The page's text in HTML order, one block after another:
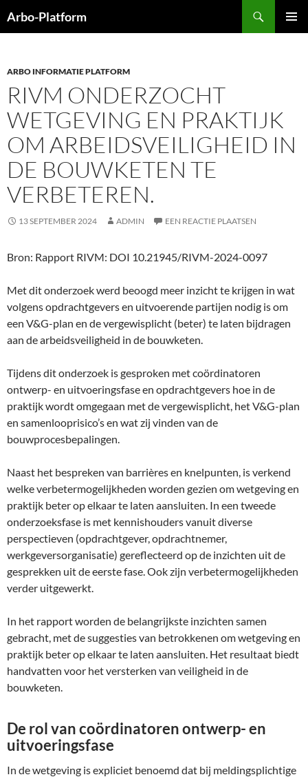
naar
Arbo-Platform
ARBO INFORMATIE PLATFORM
RIVM ONDERZOCHT
WETGEVING EN PRAKTIJK
OM ARBEIDSVEILIGHEID IN
DE BOUWKETEN TE
VERBETEREN.
13 SEPTEMBER 2024 ADMIN EEN REACTIE PLAATSEN
Bron: Rapport RIVM: DOI 10.21945/RIVM-2024-0097
Met dit onderzoek werd beoogd meer inzicht te krijgen in wat
volgens opdrachtgevers en uitvoerende partijen nodig is om
een V&G-plan en de vergewisplicht (beter) te laten bijdragen
aan de arbeidsveiligheid in de bouwketen.
Tijdens dit onderzoek is gesproken met coördinatoren
ontwerp- en uitvoeringsfase en opdrachtgevers hoe in de
praktijk wordt omgegaan met de vergewisplicht, het V&G-plan
en samenlooprisico’s en wat zij vinden van de
bouwprocesbepalingen.
Naast het bespreken van barrières en knelpunten, is verkend
welke verbetermogelijkheden worden gezien om wetgeving en
praktijk beter op elkaar te laten aansluiten. In een tweede
onderzoeksfase is met kennishouders vanuit diverse
perspectieven (opdrachtgever, opdrachtnemer,
werkgeversorganisatie) gereflecteerd op de inzichten uit de
gesprekken uit de eerste fase. Ook zijn verbetermogelijkheden
verder uitgewerkt.
In het rapport worden de belangrijkste inzichten samen
gebracht, met de suggesties van betrokkenen om wetgeving en
praktijk beter op elkaar te laten aansluiten. Het resultaat biedt
handvatten voor het versterken van veiligheid in de
bouwketen.
De rol van coördinatoren ontwerp- en
uitvoeringsfase
In de wetgeving is expliciet benoemd dat bij meldingsplichtige